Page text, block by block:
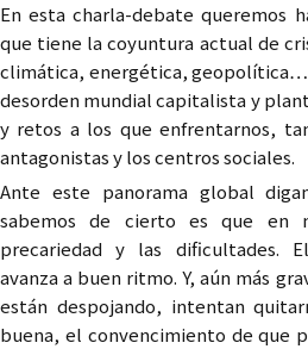
En esta charla-debate queremos
que tiene la coyuntura actual de
climática, energética, geopolítica…
desorden mundial capitalista y
y retos a los que enfrentarnos,
antagonistas y los centros sociales.
Ante este panorama global
sabemos de cierto es que en
precariedad y las dificultades.
avanza a buen ritmo. Y, aún más
están despojando, intentan
buena, el convencimiento de que